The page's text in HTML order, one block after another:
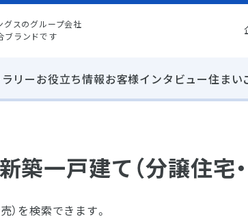
グスのグループ会社
ブランドです
リーお役立ち情報お客様インタビュー住まい
築一戸建て（分譲住宅
）を検索できます。